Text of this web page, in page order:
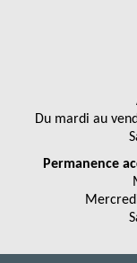
Du mardi au
Permanence